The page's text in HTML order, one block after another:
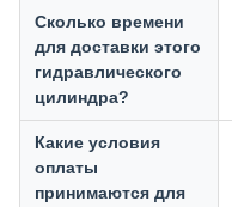
Сколько времени
для доставки этого
гидравлического
цилиндра?
Какие условия
оплаты
принимаются для